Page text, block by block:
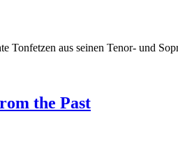
Tonfetzen aus seinen Tenor- und
the Past